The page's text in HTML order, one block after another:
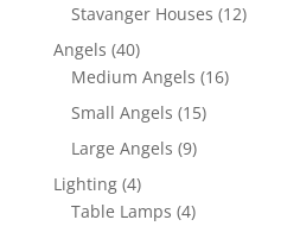
Stavanger Houses (12)
Angels (40)
Medium Angels (16)
Small Angels (15)
Large Angels (9)
Lighting (4)
Table Lamps (4)